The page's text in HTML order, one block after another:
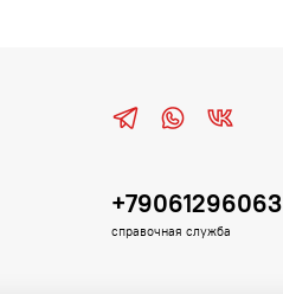
+79061296063
справочная служба